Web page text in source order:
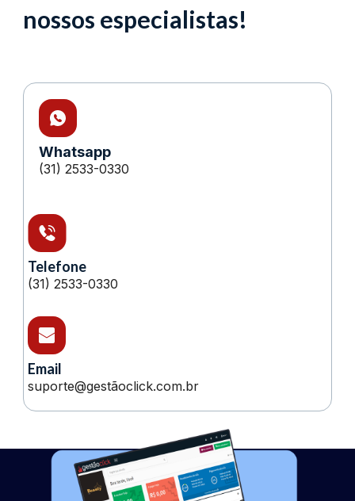
nossos especialistas!
Whatsapp
(31) 2533-0330
Telefone
(31) 2533-0330
Email
suporte@gestãoclick.com.br